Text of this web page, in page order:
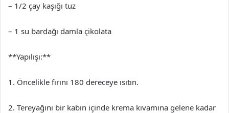
– 1/2 çay kaşığı tuz
– 1 su bardağı damla çikolata
**Yapılışı:**
1. Öncelikle fırını 180 dereceye ısıtın.
2. Tereyağını bir kabın içinde krema kıvamına gelene kadar